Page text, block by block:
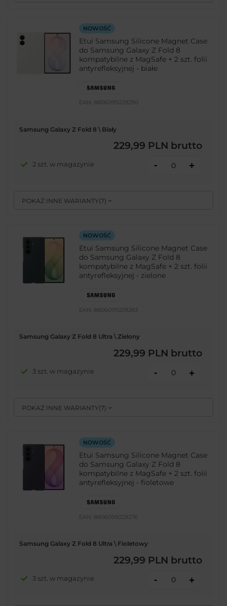
NOWOŚĆ
Etui Samsung Silicone Magnet Case
do Samsung Galaxy Z Fold 8
kompatybilne z MagSafe + 2 szt. folii
antyrefleksyjnej - białe
EAN: 8806099229290
POKAŻ INNE WARIANTY(7)
Samsung Galaxy Z Fold 8 \ Biały
229,99 PLN brutto
2 szt. w magazynie - +
NOWOŚĆ
Etui Samsung Silicone Magnet Case
do Samsung Galaxy Z Fold 8
kompatybilne z MagSafe + 2 szt. folii
antyrefleksyjnej - zielone
EAN: 8806099229283
POKAŻ INNE WARIANTY(7)
Samsung Galaxy Z Fold 8 Ultra \ Zielony
229,99 PLN brutto
3 szt. w magazynie - +
NOWOŚĆ
Etui Samsung Silicone Magnet Case
do Samsung Galaxy Z Fold 8
kompatybilne z MagSafe + 2 szt. folii
antyrefleksyjnej - fioletowe
EAN: 8806099229276
Samsung Galaxy Z Fold 8 Ultra \ Fioletowy
229,99 PLN brutto
3 szt. w magazynie - +